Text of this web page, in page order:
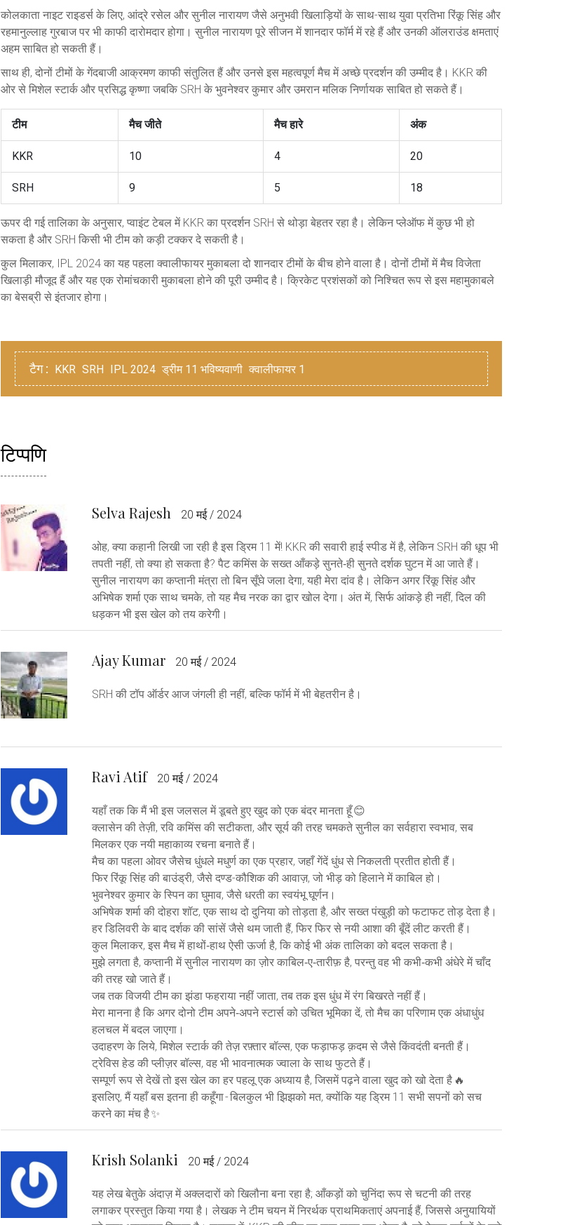
कोलकाता नाइट राइडर्स के लिए, आंद्रे रसेल और सुनील नारायण जैसे अनुभवी खिलाड़ियों के साथ-साथ युवा प्रतिभा रिंकू सिंह और
रहमानुल्लाह गुरबाज पर भी काफी दारोमदार होगा। सुनील नारायण पूरे सीजन में शानदार फॉर्म में रहे हैं और उनकी ऑलराउंड क्षमताएं
अहम साबित हो सकती हैं।
साथ ही, दोनों टीमों के गेंदबाजी आक्रमण काफी संतुलित हैं और उनसे इस महत्वपूर्ण मैच में अच्छे प्रदर्शन की उम्मीद है। KKR की
ओर से मिशेल स्टार्क और प्रसिद्ध कृष्णा जबकि SRH के भुवनेश्वर कुमार और उमरान मलिक निर्णायक साबित हो सकते हैं।
टीम मैच जीते मैच हारे अंक
KKR 10 4 20
SRH 9 5 18
ऊपर दी गई तालिका के अनुसार, प्वाइंट टेबल में KKR का प्रदर्शन SRH से थोड़ा बेहतर रहा है। लेकिन प्लेऑफ में कुछ भी हो
सकता है और SRH किसी भी टीम को कड़ी टक्कर दे सकती है।
कुल मिलाकर, IPL 2024 का यह पहला क्वालीफायर मुकाबला दो शानदार टीमों के बीच होने वाला है। दोनों टीमों में मैच विजेता
खिलाड़ी मौजूद हैं और यह एक रोमांचकारी मुकाबला होने की पूरी उम्मीद है। क्रिकेट प्रशंसकों को निश्चित रूप से इस महामुकाबले
का बेसब्री से इंतजार होगा।
टैग : KKR SRH IPL 2024 ड्रीम 11 भविष्यवाणी क्वालीफायर 1
टिप्पणि
Selva Rajesh 20 मई / 2024
ओह, क्या कहानी लिखी जा रही है इस ड्रिम 11 में! KKR की सवारी हाई स्पीड में है, लेकिन SRH की धूप भी
तपती नहीं, तो क्या हो सकता है? पैट कमिंस के सख्त आँकड़े सुनते‑ही सुनते दर्शक घुटन में आ जाते हैं।
सुनील नारायण का कप्तानी मंत्रा तो बिन सूँघे जला देगा, यही मेरा दांव है। लेकिन अगर रिंकू सिंह और
अभिषेक शर्मा एक साथ चमके, तो यह मैच नरक का द्वार खोल देगा। अंत में, सिर्फ आंकड़े ही नहीं, दिल की
धड़कन भी इस खेल को तय करेगी।
Ajay Kumar 20 मई / 2024
SRH की टॉप ऑर्डर आज जंगली ही नहीं, बल्कि फॉर्म में भी बेहतरीन है।
Ravi Atif 20 मई / 2024
यहाँ तक कि मैं भी इस जलसल में डूबते हुए खुद को एक बंदर मानता हूँ 😊
क्लासेन की तेज़ी, रवि कमिंस की सटीकता, और सूर्य की तरह चमकते सुनील का सर्वहारा स्वभाव, सब
मिलकर एक नयी महाकाव्य रचना बनाते हैं।
मैच का पहला ओवर जैसेच धुंधले मधुर्ण का एक प्रहार, जहाँ गेंदें धुंध से निकलती प्रतीत होती हैं।
फिर रिंकू सिंह की बाउंड्री, जैसे दण्ड-कौशिक की आवाज़, जो भीड़ को हिलाने में काबिल हो।
भुवनेश्वर कुमार के स्पिन का घुमाव, जैसे धरती का स्वयंभू घूर्णन।
अभिषेक शर्मा की दोहरा शॉट, एक साथ दो दुनिया को तोड़ता है, और सख्त पंखुड़ी को फटाफट तोड़ देता है।
हर डिलिवरी के बाद दर्शक की सांसें जैसे थम जाती हैं, फिर फिर से नयी आशा की बूँदें लीट करती हैं।
कुल मिलाकर, इस मैच में हाथों‑हाथ ऐसी ऊर्जा है, कि कोई भी अंक तालिका को बदल सकता है।
मुझे लगता है, कप्तानी में सुनील नारायण का ज़ोर काबिल‑ए‑तारीफ़ है, परन्तु वह भी कभी‑कभी अंधेरे में चाँद
की तरह खो जाते हैं।
जब तक विजयी टीम का झंडा फहराया नहीं जाता, तब तक इस धुंध में रंग बिखरते नहीं हैं।
मेरा मानना है कि अगर दोनो टीम अपने‑अपने स्टार्स को उचित भूमिका दें, तो मैच का परिणाम एक अंधाधुंध
हलचल में बदल जाएगा।
उदाहरण के लिये, मिशेल स्टार्क की तेज़ रफ़्तार बॉल्स, एक फड़ाफड़ क़दम से जैसे किंवदंती बनती हैं।
ट्रेविस हेड की प्लीज़र बॉल्स, वह भी भावनात्मक ज्वाला के साथ फुटते हैं।
सम्पूर्ण रूप से देखें तो इस खेल का हर पहलू एक अध्याय है, जिसमें पढ़ने वाला खुद को खो देता है 🔥
इसलिए, मैं यहाँ बस इतना ही कहूँगा - बिलकुल भी झिझको मत, क्योंकि यह ड्रिम 11 सभी सपनों को सच
करने का मंच है ✨
Krish Solanki 20 मई / 2024
यह लेख बेतुके अंदाज़ में अक्लदारों को खिलौना बना रहा है; आँकड़ों को चुनिंदा रूप से चटनी की तरह
लगाकर प्रस्तुत किया गया है। लेखक ने टीम चयन में निरर्थक प्राथमिकताएं अपनाई हैं, जिससे अनुयायियों